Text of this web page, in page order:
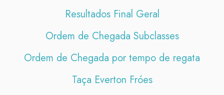
Resultados Final Geral
Ordem de Chegada Subclasses
Ordem de Chegada por tempo de regata
Taça Everton Fróes